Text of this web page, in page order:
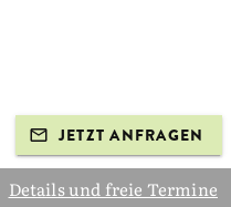
JETZT ANFRAGEN
Details und freie Termine